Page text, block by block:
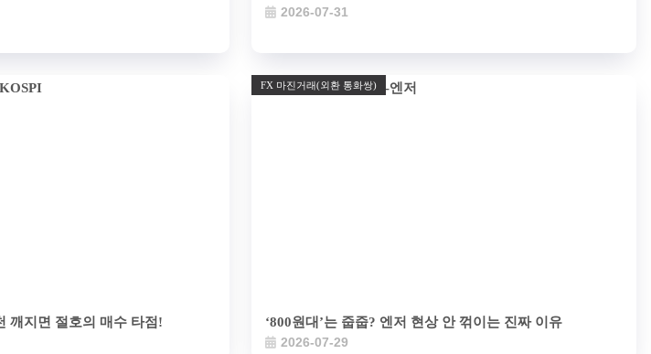
2026-07-31
깨지면 절호의 매수 타점! ‘800원대’는 줍줍? 엔저 현상 안 꺾이는 진짜 이유
2026-07-29
FX 마진거래(외환 통화쌍)